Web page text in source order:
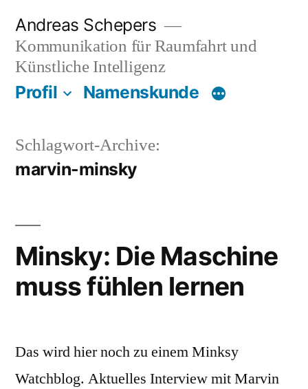
Inhalt
springen
Andreas Schepers
Kommunikation für Raumfahrt und
Künstliche Intelligenz
Profil Namenskunde
Schlagwort-Archive:
marvin-minsky
Minsky: Die Maschine
muss fühlen lernen
Das wird hier noch zu einem Minksy
Watchblog. Aktuelles Interview mit Marvin